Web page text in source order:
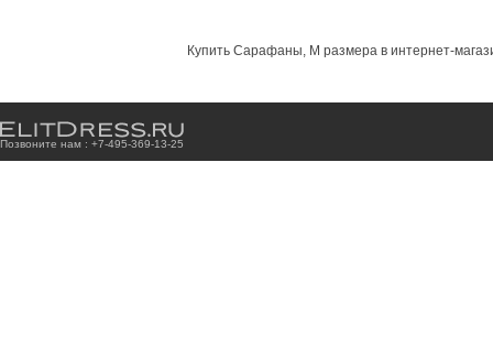
Купить Сарафаны, M размера в интернет-
Позвоните нам : +7-495-369-13-25